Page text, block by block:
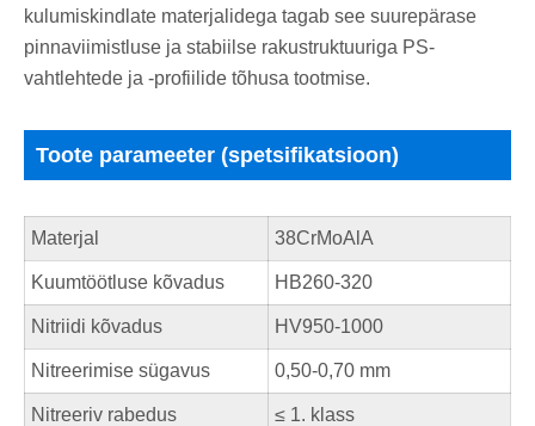
kulumiskindlate materjalidega tagab see suurepärase
pinnaviimistluse ja stabiilse rakustruktuuriga PS-
vahtlehtede ja -profiilide tõhusa tootmise.
Toote parameeter (spetsifikatsioon)
Materjal 38CrMoAlA
Kuumtöötluse kõvadus HB260-320
Nitriidi kõvadus HV950-1000
Nitreerimise sügavus 0,50-0,70 mm
Nitreeriv rabedus ≤ 1. klass